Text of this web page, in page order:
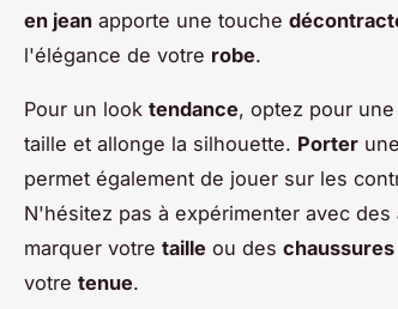
en jean apporte une touche
l'élégance de votre robe.
Pour un look tendance, optez pour une
taille et allonge la silhouette. Porter une
permet également de jouer sur les
N'hésitez pas à expérimenter avec des
marquer votre taille ou des chaussures
votre tenue.